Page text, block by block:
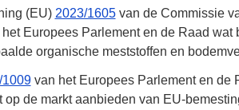
(EU) 2023/1605van de Commissie
Europees Parlement en de Raad wat
organische meststoffen en
1009van het Europees Parlement en de
op de markt aanbieden van EU-